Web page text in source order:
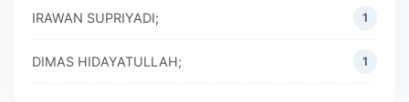
IRAWAN SUPRIYADI; 1
DIMAS HIDAYATULLAH; 1